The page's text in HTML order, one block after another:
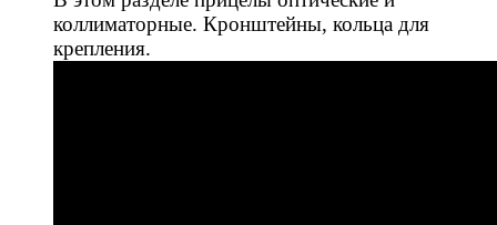
коллиматорные. Кронштейны, кольца для
крепления.